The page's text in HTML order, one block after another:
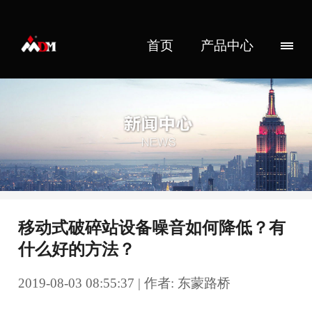
首页 产品中心
移动式破碎站设备噪音如何降低？有
什么好的方法？
2019-08-03 08:55:37 | 作者: 东蒙路桥